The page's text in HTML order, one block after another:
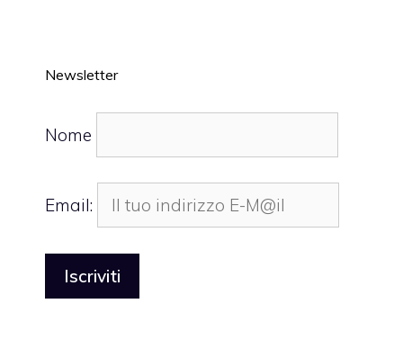
Newsletter
Nome
Email: